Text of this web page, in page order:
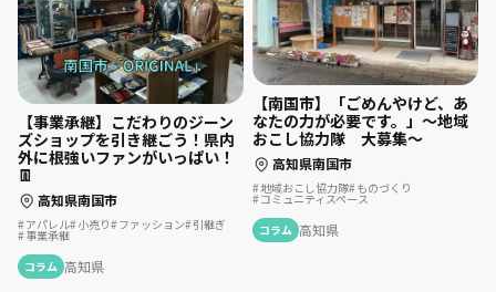
【事業承継】こだわりのジーン
ズショップを引き継ごう！県内
外に根強いファンがいっぱい！
👖
高知県南国市
アパレル 小売り ファッション 引継ぎ
事業承継
コラム 高知県
【南国市】「ごめんやけど、あ
なたの力が必要です。」～地域
おこし協力隊 大募集～
高知県南国市
地域おこし協力隊 ものづくり
コミュニティスペース
コラム 高知県